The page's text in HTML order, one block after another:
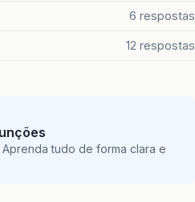
6 respostas
12 respostas
tudo de forma clara e